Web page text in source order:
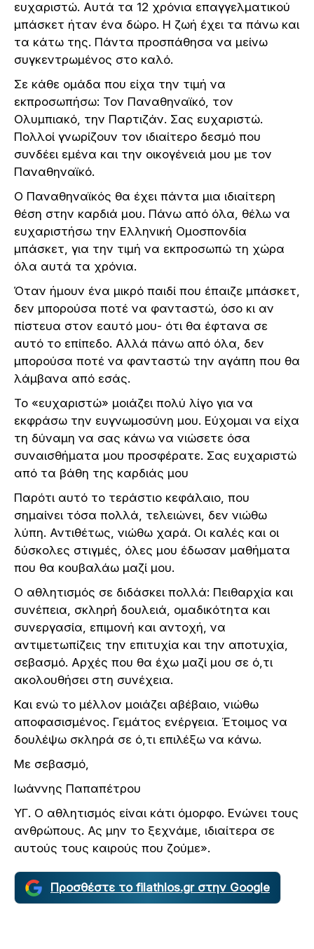
ευχαριστώ. Αυτά τα 12 χρόνια επαγγελματικού
μπάσκετ ήταν ένα δώρο. Η ζωή έχει τα πάνω και
τα κάτω της. Πάντα προσπάθησα να μείνω
συγκεντρωμένος στο καλό.
Σε κάθε ομάδα που είχα την τιμή να
εκπροσωπήσω: Τον Παναθηναϊκό, τον
Ολυμπιακό, την Παρτιζάν. Σας ευχαριστώ.
Πολλοί γνωρίζουν τον ιδιαίτερο δεσμό που
συνδέει εμένα και την οικογένειά μου με τον
Παναθηναϊκό.
Ο Παναθηναϊκός θα έχει πάντα μια ιδιαίτερη
θέση στην καρδιά μου. Πάνω από όλα, θέλω να
ευχαριστήσω την Ελληνική Ομοσπονδία
μπάσκετ, για την τιμή να εκπροσωπώ τη χώρα
όλα αυτά τα χρόνια.
Όταν ήμουν ένα μικρό παιδί που έπαιζε μπάσκετ,
δεν μπορούσα ποτέ να φανταστώ, όσο κι αν
πίστευα στον εαυτό μου- ότι θα έφτανα σε
αυτό το επίπεδο. Αλλά πάνω από όλα, δεν
μπορούσα ποτέ να φανταστώ την αγάπη που θα
λάμβανα από εσάς.
Το «ευχαριστώ» μοιάζει πολύ λίγο για να
εκφράσω την ευγνωμοσύνη μου. Εύχομαι να είχα
τη δύναμη να σας κάνω να νιώσετε όσα
συναισθήματα μου προσφέρατε. Σας ευχαριστώ
από τα βάθη της καρδιάς μου
Παρότι αυτό το τεράστιο κεφάλαιο, που
σημαίνει τόσα πολλά, τελειώνει, δεν νιώθω
λύπη. Αντιθέτως, νιώθω χαρά. Οι καλές και οι
δύσκολες στιγμές, όλες μου έδωσαν μαθήματα
που θα κουβαλάω μαζί μου.
Ο αθλητισμός σε διδάσκει πολλά: Πειθαρχία και
συνέπεια, σκληρή δουλειά, ομαδικότητα και
συνεργασία, επιμονή και αντοχή, να
αντιμετωπίζεις την επιτυχία και την αποτυχία,
σεβασμό. Αρχές που θα έχω μαζί μου σε ό,τι
ακολουθήσει στη συνέχεια.
Και ενώ το μέλλον μοιάζει αβέβαιο, νιώθω
αποφασισμένος. Γεμάτος ενέργεια. Έτοιμος να
δουλέψω σκληρά σε ό,τι επιλέξω να κάνω.
Με σεβασμό,
Ιωάννης Παπαπέτρου
ΥΓ. Ο αθλητισμός είναι κάτι όμορφο. Ενώνει τους
ανθρώπους. Ας μην το ξεχνάμε, ιδιαίτερα σε
αυτούς τους καιρούς που ζούμε».
Προσθέστε το filathlos.gr στην Google